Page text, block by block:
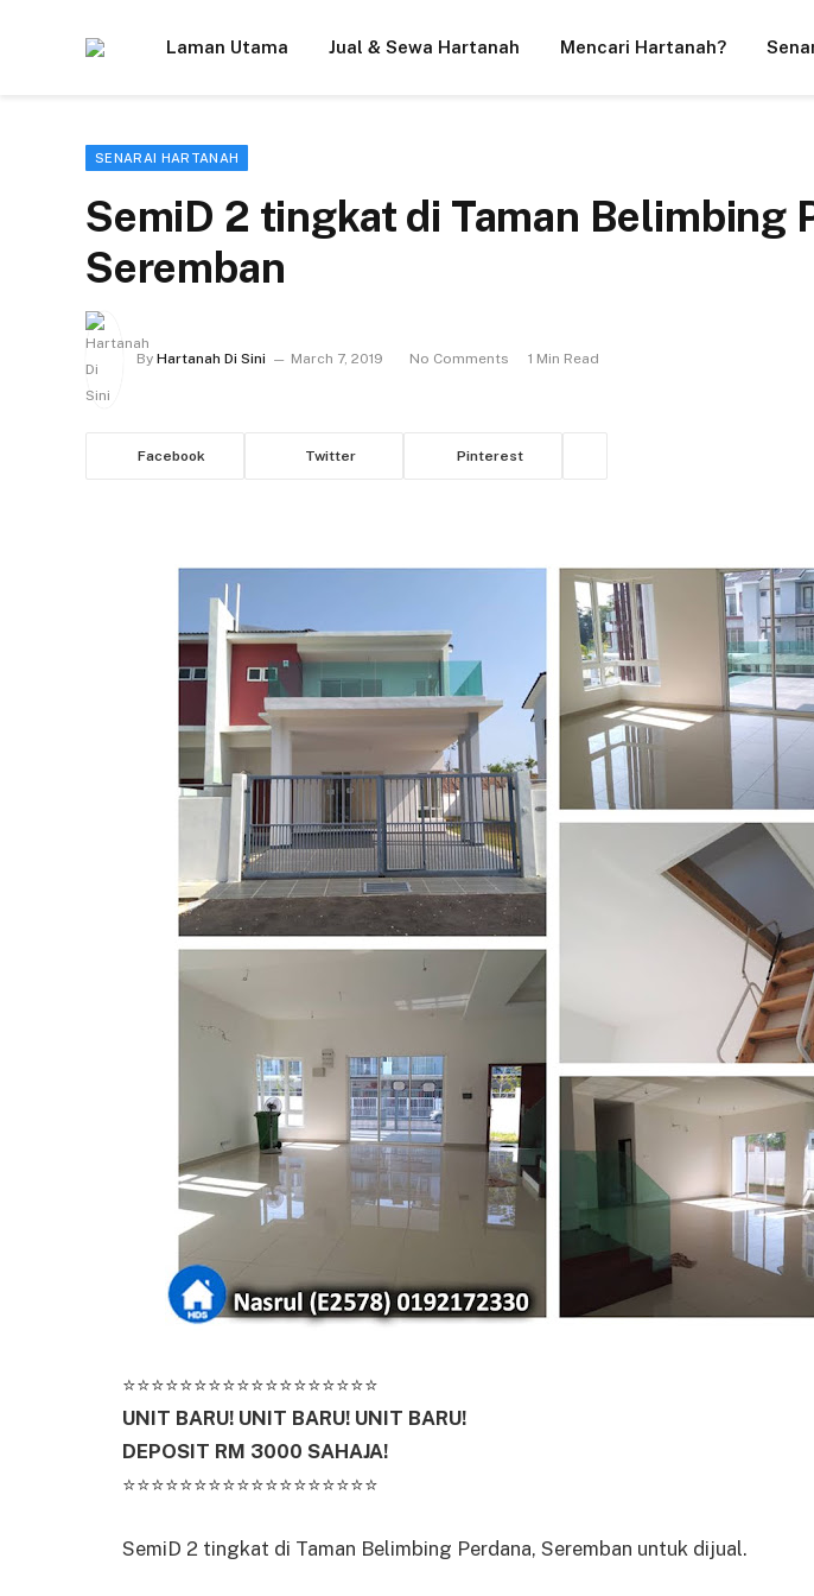
Laman Utama Jual & Sewa Hartanah Mencari Hartanah?
SENARAI HARTANAH
SemiD 2 tingkat di Taman Belimbing
Seremban
By Hartanah Di Sini March 7, 2019 No Comments 1 Min Read
Facebook Twitter Pinterest
⭐⭐⭐⭐⭐⭐⭐⭐⭐⭐⭐⭐⭐⭐⭐⭐⭐⭐
UNIT BARU! UNIT BARU! UNIT BARU!
DEPOSIT RM 3000 SAHAJA!
⭐⭐⭐⭐⭐⭐⭐⭐⭐⭐⭐⭐⭐⭐⭐⭐⭐⭐
SemiD 2 tingkat di Taman Belimbing Perdana, Seremban untuk dijual.